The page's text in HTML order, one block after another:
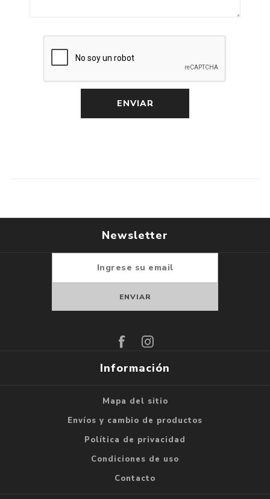
Newsletter
Información
Mapa del sitio
Envíos y cambio de productos
Política de privacidad
Condiciones de uso
Contacto